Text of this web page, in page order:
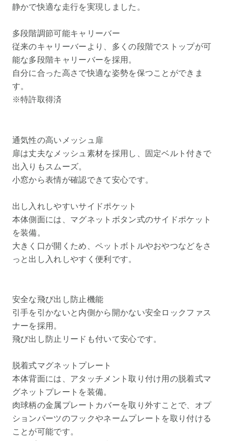
静かで快適な走行を実現しました。
多段階調節可能キャリーバー
従来のキャリーバーより、多くの段階でストップが可
能な多段階キャリーバーを採用。
自分に合った高さで快適な姿勢を保つことができま
す。
※特許取得済
通気性の高いメッシュ扉
扉は丈夫なメッシュ素材を採用し、固定ベルト付きで
出入りもスムーズ。
小窓から表情が確認できて安心です。
出し入れしやすいサイドポケット
本体側面には、マグネットボタン式のサイドポケット
を装備。
大きく口が開くため、ペットボトルやおやつなどをさ
っと出し入れしやすく便利です。
安全な飛び出し防止機能
引手を引かないと内側から開かない安全ロックファス
ナーを採用。
飛び出し防止リードも付いて安心です。
脱着式マグネットプレート
本体背面には、アタッチメント取り付け用の脱着式マ
グネットプレートを装備。
肉球柄の金属プレートカバーを取り外すことで、オプ
ションパーツのフックやネームプレートを取り付ける
ことが可能です。